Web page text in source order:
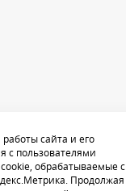
сайта и его
с пользователями
обрабатываемые с
Продолжая